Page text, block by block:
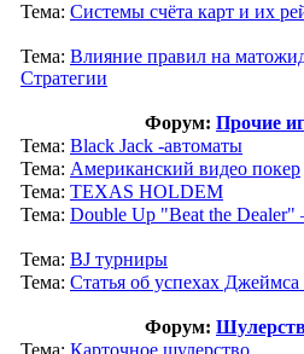
Тема: Системы счёта карт и их
Тема: Влияние правил на
Стратегии
Форум: Прочие
Тема: Black Jack -автоматы
Тема: Американский видео покер
Тема: TEXAS HOLDEM
Тема: Double Up "Beat the Dealer"
Тема: BJ турниры
Тема: Статья об успехах
Форум:
Тема: Карточное шулерство